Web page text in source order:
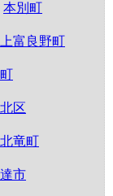
本別町
上富良野町
区
北竜町
市